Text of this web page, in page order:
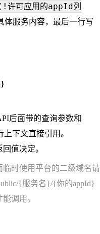
可应用的appId列
体服务内容，最后一行写
}
后面带的查询参数和
下文直接引用。
值决定。
时使用平台的二级域名请
{服务名}/{你的appId}
调用。